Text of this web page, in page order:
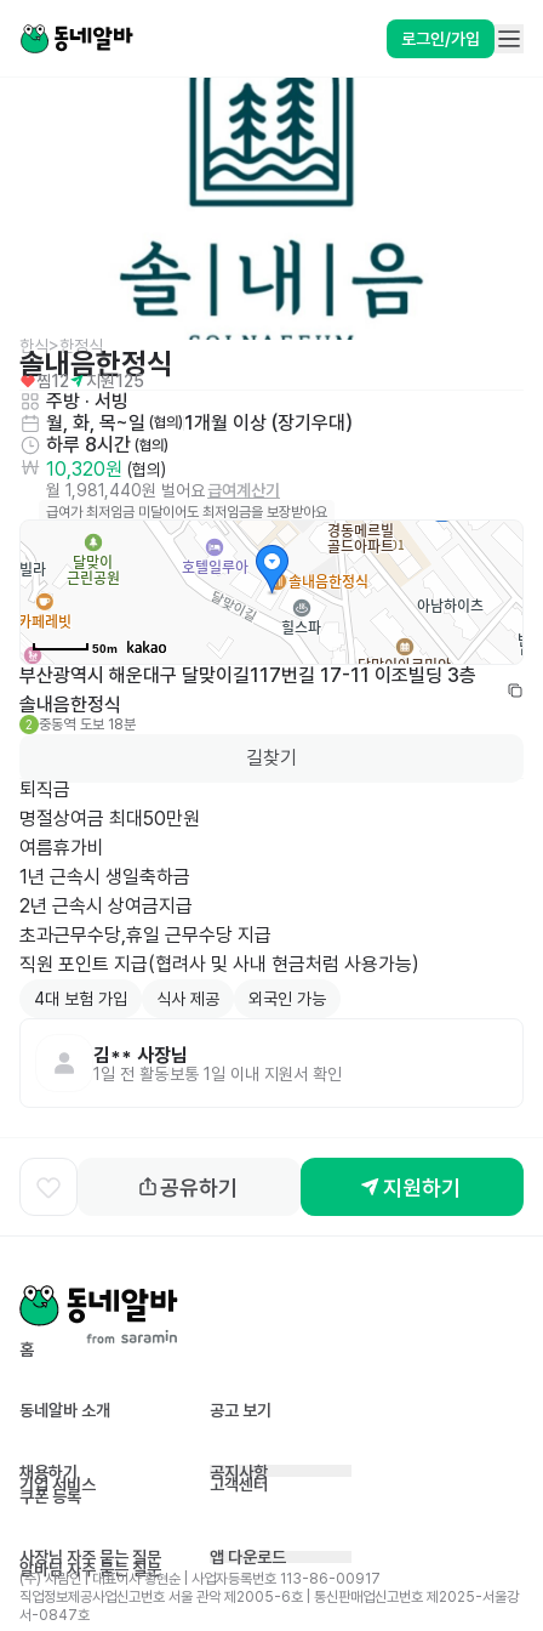
로그인/가입
한식>한정식
솔내음한정식
찜12 지원125
주방 · 서빙
월, 화, 목~일 (협의) 1개월 이상 (장기우대)
하루 8시간 (협의)
10,320원 (협의)
월 1,981,440원 벌어요급여계산기
급여가 최저임금 미달이어도 최저임금을 보장받아요
50m
부산광역시 해운대구 달맞이길117번길 17-11 이조빌딩 3층
솔내음한정식
2 중동역 도보 18분
길찾기
퇴직금
명절상여금 최대50만원
여름휴가비
1년 근속시 생일축하금
2년 근속시 상여금지급
초과근무수당,휴일 근무수당 지급
직원 포인트 지급(협려사 및 사내 현금처럼 사용가능)
4대 보험 가입 식사 제공 외국인 가능
김** 사장님
1일 전 활동보통 1일 이내 지원서 확인
공유하기 지원하기
홈
동네알바 소개 공고 보기
채용하기
기업 서비스
쿠폰 등록
공지사항
고객센터
사장님 자주 묻는 질문
알바님 자주 묻는 질문
앱 다운로드
(주) 사람인 | 대표이사 황현순 | 사업자등록번호 113-86-00917
직업정보제공사업신고번호 서울 관악 제2005-6호 | 통신판매업신고번호 제2025-서울강
서-0847호